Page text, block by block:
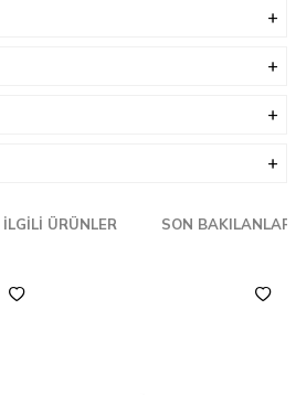
İLGILI ÜRÜNLER SON BAKILANLAR